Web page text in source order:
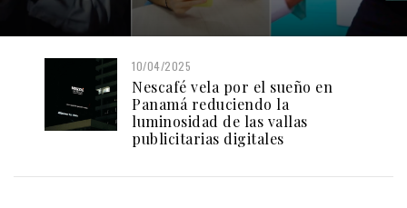
10/04/2025
Nescafé vela por el sueño en
Panamá reduciendo la
luminosidad de las vallas
publicitarias digitales